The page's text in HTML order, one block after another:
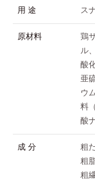
用 途 ス
原材料
鶏
ル
酸
亜
ウ
料
酸
成 分
粗
粗
粗